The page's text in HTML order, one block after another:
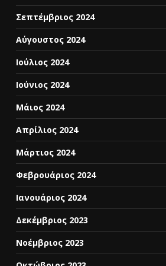
Σεπτέμβριος 2024
Αύγουστος 2024
Ιούλιος 2024
Ιούνιος 2024
Μάιος 2024
Απρίλιος 2024
Μάρτιος 2024
Φεβρουάριος 2024
Ιανουάριος 2024
Δεκέμβριος 2023
Νοέμβριος 2023